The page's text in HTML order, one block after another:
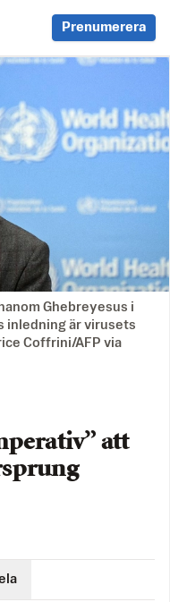
Prenumerera
Ghebreyesus i
inledning är virusets
Coffrini/AFP via
att